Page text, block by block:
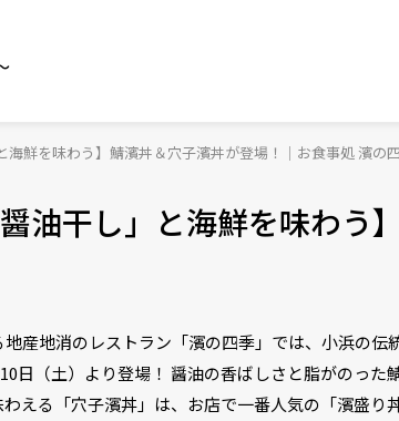
鮮を味わう】鯖濱丼＆穴子濱丼が登場！｜お食事処 濱の
油干し」と海鮮を味わう
産地消のレストラン「濱の四季」では、小浜の伝
日（土）より登場！ 醤油の香ばしさと脂がのった
える「穴子濱丼」は、お店で一番人気の「濱盛り